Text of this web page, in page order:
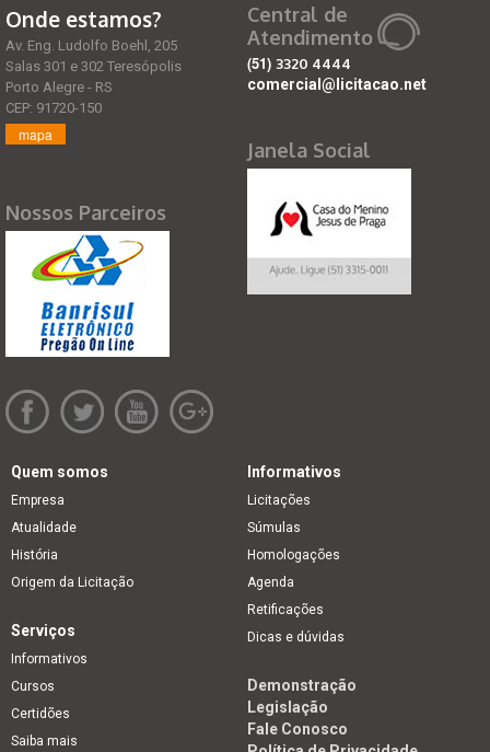
Onde estamos?
Av. Eng. Ludolfo Boehl, 205
Salas 301 e 302 Teresópolis
Porto Alegre - RS
CEP: 91720-150
mapa
Nossos Parceiros
Central de
Atendimento
(51) 3320 4444
comercial@licitacao.net
Janela Social
Quem somos
Empresa
Atualidade
História
Origem da Licitação
Informativos
Licitações
Súmulas
Homologações
Agenda
Retificações
Dicas e dúvidas
Serviços
Informativos
Cursos
Certidões
Saiba mais
Demonstração
Legislação
Fale Conosco